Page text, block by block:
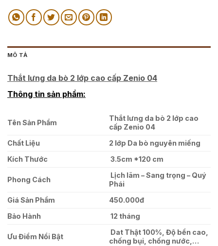
MÔ TẢ
Thắt lưng da bò 2 lớp cao cấp Zenio 04
Thông tin sản phẩm:
Tên Sản Phẩm
Thắt lưng da bò 2 lớp cao
cấp Zenio 04
Chất Liệu
2 lớp Da bò nguyên miếng
Kích Thước
3.5cm *120 cm
Phong Cách
Lịch lãm – Sang trọng – Quý
Phái
Giá Sản Phẩm
450.000đ
Bảo Hành
12 tháng
Ưu Điểm Nổi Bật
Dat Thật 100%, Độ bền cao,
chống bụi, chống nước,…